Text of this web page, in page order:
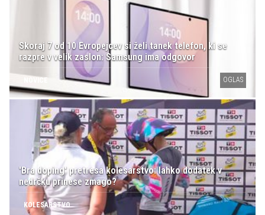
Skoraj 7 od 10 Evropejcev si želi tanek telefon, ki se
razpre v velik zaslon: Samsung ima odgovor
OGLAS
'Bra doping' pretresa kolesarstvo: lahko dodatek v
nedrčku prinese zmago?
KOLESARSTVO